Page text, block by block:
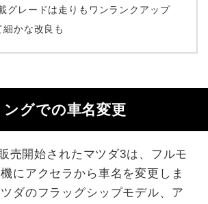
グレードは走りもワンランクアップ
かな改良も
グでの車名変更
売開始されたマツダ3は、フルモ
にアクセラから車名を変更しま
ダのフラッグシップモデル、ア